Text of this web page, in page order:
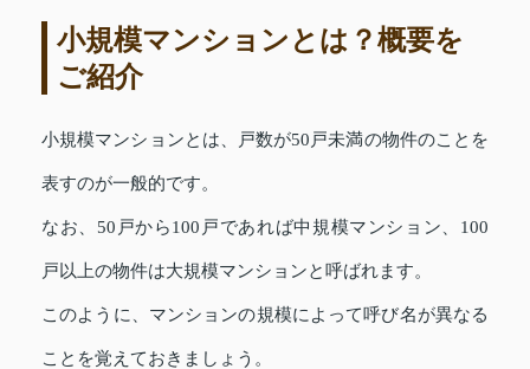
小規模マンションとは？概要を
ご紹介
小規模マンションとは、戸数が50戸未満の物件のことを
表すのが一般的です。
なお、50戸から100戸であれば中規模マンション、100
戸以上の物件は大規模マンションと呼ばれます。
このように、マンションの規模によって呼び名が異なる
ことを覚えておきましょう。